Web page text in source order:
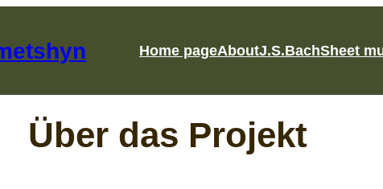
Home pageAboutJ.S.BachSheet
Über das Projekt